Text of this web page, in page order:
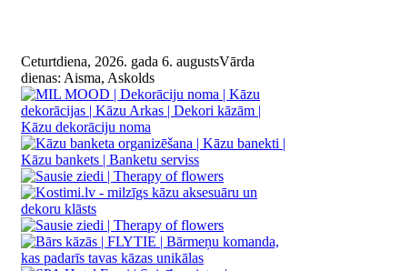
Ceturtdiena, 2026. gada 6. augustsVārda
dienas: Aisma, Askolds